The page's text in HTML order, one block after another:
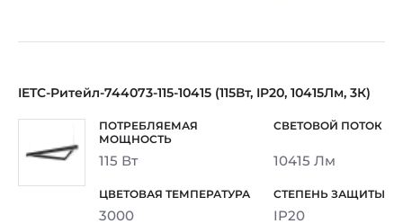
IETC-Ритейл-744073-115-10415 (115Вт, IP20, 10415Лм, 3К)
115 Вт 10415 Лм
3000 IP20